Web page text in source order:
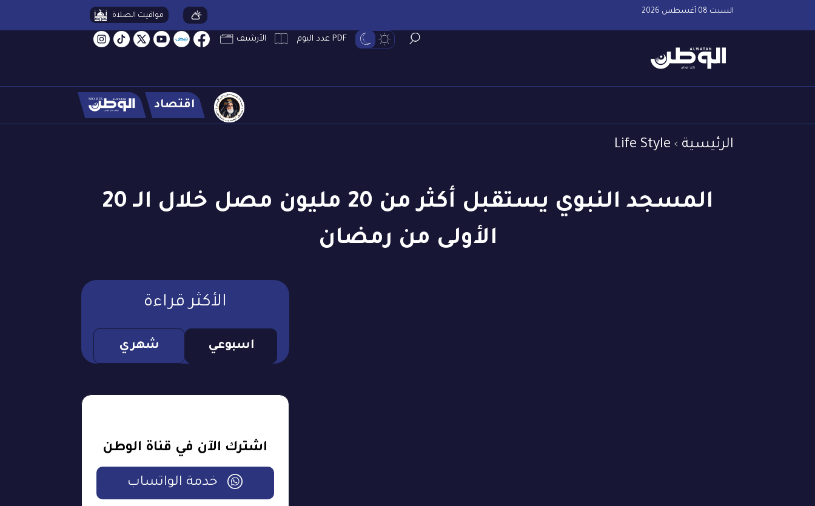
السبت 08 أغسطس 2026 مواقيت الصلاة
PDF عدد اليوم الأرشيف
اقتصاد
الرئيسية Life Style
المسجد النبوي يستقبل أكثر من 20 مليون مصل خلال الـ 20
الأولى من رمضان
الأكثر قراءة
اسبوعي شهري
اشترك الآن في قناة الوطن
خدمة الواتساب